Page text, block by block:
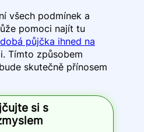
všech podmínek a
pomoci najít tu
půjčka ihned na
Tímto způsobem
skutečně přínosem
si s